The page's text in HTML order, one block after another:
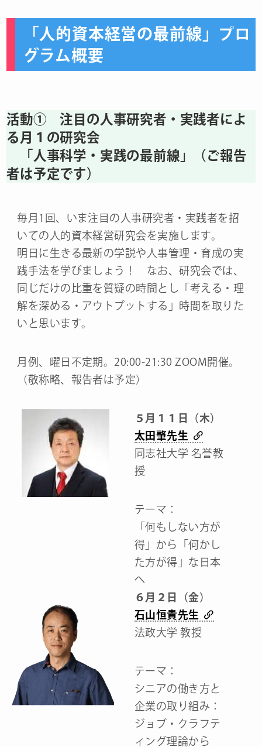
「人的資本経営の最前線」プロ
グラム概要
活動① 注目の人事研究者・実践者によ
る月１の研究会
「人事科学・実践の最前線」（ご報告
者は予定です）
毎月1回、いま注目の人事研究者・実践者を招
いての人的資本経営研究会を実施します。
明日に生きる最新の学説や人事管理・育成の実
践手法を学びましょう！ なお、研究会では、
同じだけの比重を質疑の時間とし「考える・理
解を深める・アウトプットする」時間を取りた
いと思います。
月例、曜日不定期。20:00-21:30 ZOOM開催。
（敬称略、報告者は予定）
５月１１日（木）
太田肇先生
同志社大学 名誉教
授
テーマ：
「何もしない方が
得」から「何かし
た方が得」な日本
へ
６月２日（金）
石山恒貴先生
法政大学 教授
テーマ：
シニアの働き方と
企業の取り組み：
ジョブ・クラフテ
ィング理論から